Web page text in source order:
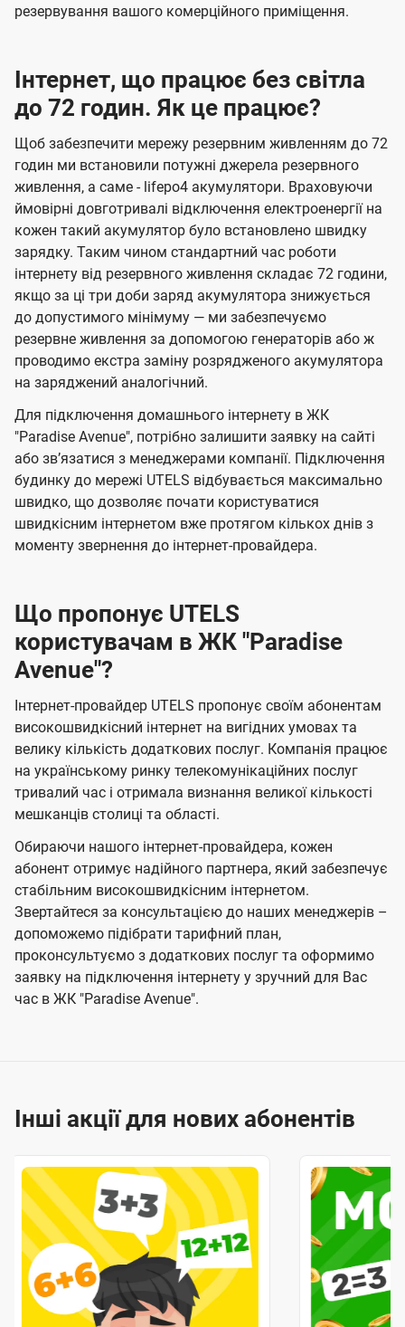
резервування вашого комерційного приміщення.
Інтернет, що працює без світла
до 72 годин. Як це працює?
Щоб забезпечити мережу резервним живленням до 72
годин ми встановили потужні джерела резервного
живлення, а саме - lifepo4 акумулятори. Враховуючи
ймовірні довготривалі відключення електроенергії на
кожен такий акумулятор було встановлено швидку
зарядку. Таким чином стандартний час роботи
інтернету від резервного живлення складає 72 години,
якщо за ці три доби заряд акумулятора знижується
до допустимого мінімуму — ми забезпечуємо
резервне живлення за допомогою генераторів або ж
проводимо екстра заміну розрядженого акумулятора
на заряджений аналогічний.
Для підключення домашнього інтернету в ЖК
"Paradise Avenue", потрібно залишити заявку на сайті
або звʼязатися з менеджерами компанії. Підключення
будинку до мережі UTELS відбувається максимально
швидко, що дозволяє почати користуватися
швидкісним інтернетом вже протягом кількох днів з
моменту звернення до інтернет-провайдера.
Що пропонує UTELS
користувачам в ЖК "Paradise
Avenue"?
Інтернет-провайдер UTELS пропонує своїм абонентам
високошвидкісний інтернет на вигідних умовах та
велику кількість додаткових послуг. Компанія працює
на українському ринку телекомунікаційних послуг
тривалий час і отримала визнання великої кількості
мешканців столиці та області.
Обираючи нашого інтернет-провайдера, кожен
абонент отримує надійного партнера, який забезпечує
стабільним високошвидкісним інтернетом.
Звертайтеся за консультацією до наших менеджерів –
допоможемо підібрати тарифний план,
проконсультуємо з додаткових послуг та оформимо
заявку на підключення інтернету у зручний для Вас
час в ЖК "Paradise Avenue".
Інші акції для нових абонентів